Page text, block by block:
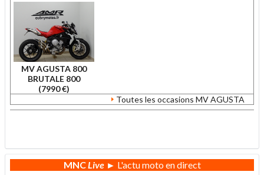
MV AGUSTA 800
BRUTALE 800
(7990 €)
Toutes les occasions MV AGUSTA
MNCLive► L'actu moto en direct